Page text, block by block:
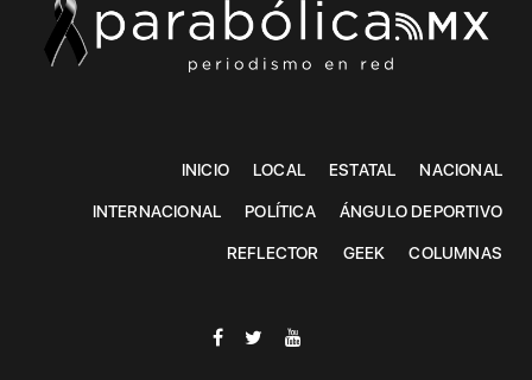
INICIO LOCAL ESTATAL NACIONAL
INTERNACIONAL POLÍTICA ÁNGULO DEPORTIVO
REFLECTOR GEEK COLUMNAS